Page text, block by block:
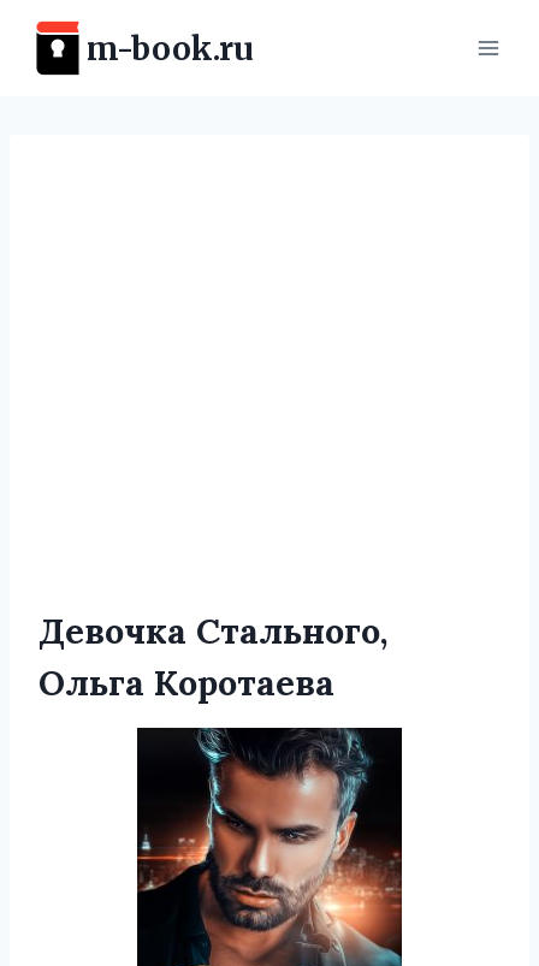
Перейти
содержимому
m-book.ru
Девочка Стального,
Ольга Коротаева